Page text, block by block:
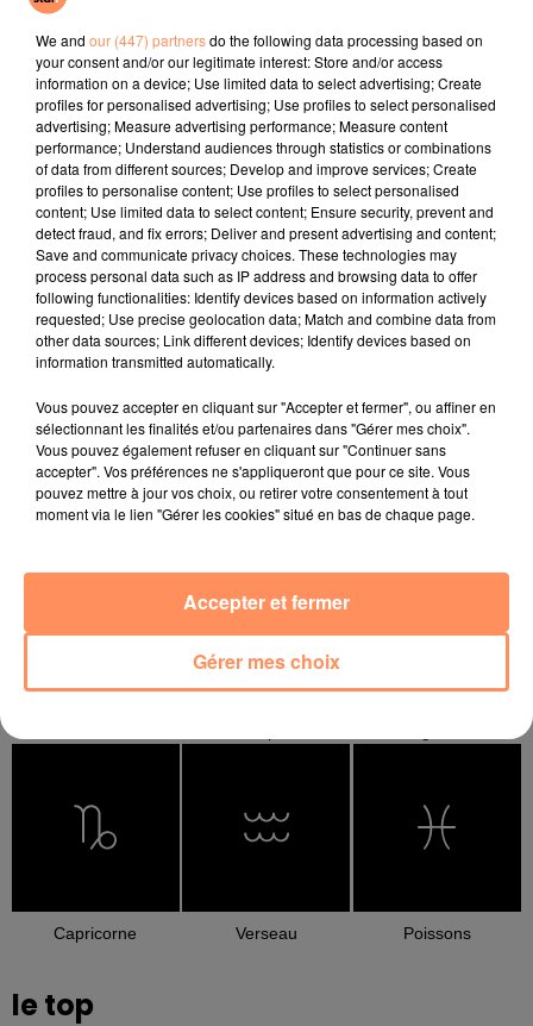
Je Pense A Vous
l'horoscope
Bélier Taureau Gémeaux
Vierge
Capricorne Verseau Poissons
le top
We and our (447) partnersdo the following data processing based on
your consent and/or our legitimate interest: Store and/or access
information on a device; Use limited data to select advertising; Create
profiles for personalised advertising; Use profiles to select personalised
advertising; Measure advertising performance; Measure content
performance; Understand audiences through statistics or combinations
of data from different sources; Develop and improve services; Create
profiles to personalise content; Use profiles to select personalised
content; Use limited data to select content; Ensure security, prevent and
detect fraud, and fix errors; Deliver and present advertising and content;
Save and communicate privacy choices. These technologies may
process personal data such as IP address and browsing data to offer
following functionalities: Identify devices based on information actively
requested; Use precise geolocation data; Match and combine data from
other data sources; Link different devices; Identify devices based on
information transmitted automatically.
Vous pouvez accepter en cliquant sur "Accepter et fermer", ou affiner en
sélectionnant les finalités et/ou partenaires dans "Gérer mes choix".
Vous pouvez également refuser en cliquant sur "Continuer sans
accepter". Vos préférences ne s'appliqueront que pour ce site. Vous
pouvez mettre à jour vos choix, ou retirer votre consentement à tout
moment via le lien "Gérer les cookies" situé en bas de chaque page.
Gérer mes choix
Accepter et fermer